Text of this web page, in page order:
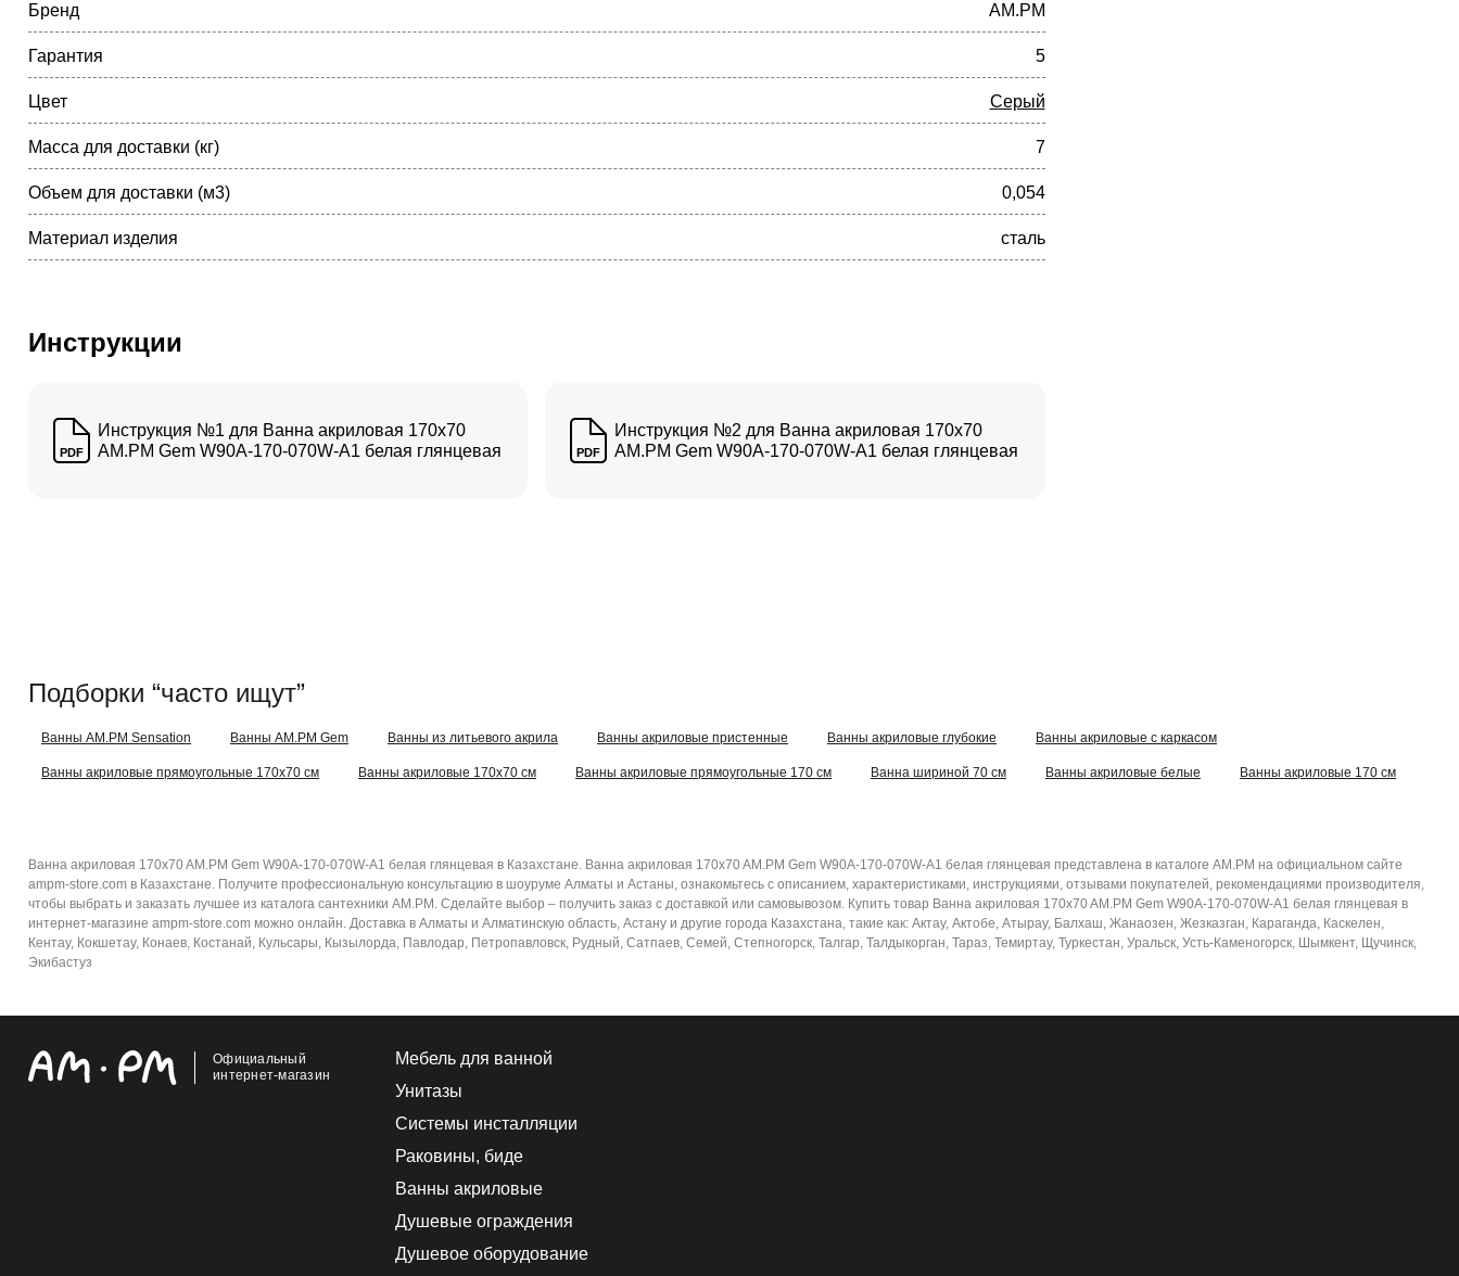
Бренд AM.PM
Гарантия 5
Цвет Серый
Масса для доставки (кг) 7
Объем для доставки (м3) 0,054
Материал изделия сталь
Инструкции
PDF
Инструкция №1 для Ванна акриловая 170x70
AM.PM Gem W90A-170-070W-A1 белая глянцевая
PDF
Инструкция №2 для Ванна акриловая 170x70
AM.PM Gem W90A-170-070W-A1 белая глянцевая
Подборки “часто ищут”
Ванны AM.PM Sensation Ванны AM.PM Gem Ванны из литьевого акрила Ванны акриловые пристенные Ванны акриловые глубокие Ванны акриловые с каркасом
Ванны акриловые прямоугольные 170x70 см Ванны акриловые 170x70 см Ванны акриловые прямоугольные 170 см Ванна шириной 70 см Ванны акриловые белые Ванны акриловые 170 см
Ванна акриловая 170x70 AM.PM Gem W90A-170-070W-A1 белая глянцевая в Казахстане. Ванна акриловая 170x70 AM.PM Gem W90A-170-070W-A1 белая глянцевая представлена в каталоге AM.PM на официальном сайте
ampm-store.com в Казахстане. Получите профессиональную консультацию в шоуруме Алматы и Астаны, ознакомьтесь с описанием, характеристиками, инструкциями, отзывами покупателей, рекомендациями производителя,
чтобы выбрать и заказать лучшее из каталога сантехники AM.PM. Сделайте выбор – получить заказ с доставкой или самовывозом. Купить товар Ванна акриловая 170x70 AM.PM Gem W90A-170-070W-A1 белая глянцевая в
интернет-магазине ampm-store.com можно онлайн. Доставка в Алматы и Алматинскую область, Астану и другие города Казахстана, такие как: Актау, Актобе, Атырау, Балхаш, Жанаозен, Жезказган, Караганда, Каскелен,
Кентау, Кокшетау, Конаев, Костанай, Кульсары, Кызылорда, Павлодар, Петропавловск, Рудный, Сатпаев, Семей, Степногорск, Талгар, Талдыкорган, Тараз, Темиртау, Туркестан, Уральск, Усть-Каменогорск, Шымкент, Щучинск,
Экибастуз
Официальный
интернет-магазин
Мебель для ванной
Унитазы
Системы инсталляции
Раковины, биде
Ванны акриловые
Душевые ограждения
Душевое оборудование